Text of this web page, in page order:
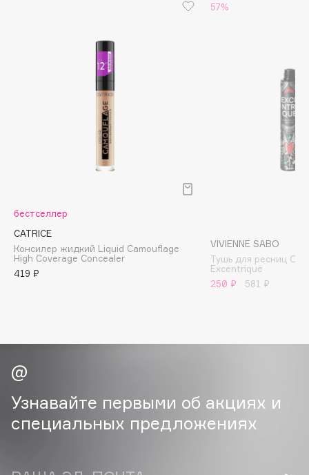
BORK
Brunello Cucinelli
Byredo
C
Cadence
бестселлер
CATRICE
Консилер жидкий Liquid Camouflage
High Coverage Concealer
419 ₽
57%
VIVIENNE SABO
Тушь для ресниц
Excentrique
250 ₽
581 ₽
Узнавайте первыми об акциях и
специальных предложениях